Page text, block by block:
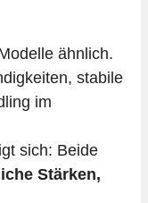
ähnlich.
stabile
im
sich: Beide
Stärken,